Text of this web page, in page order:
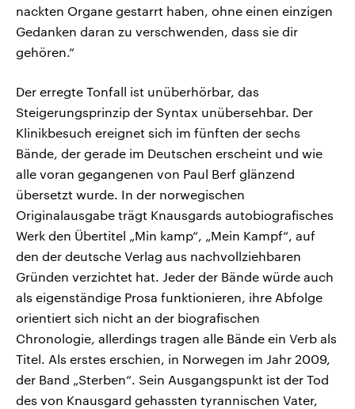
nackten Organe gestarrt haben, ohne einen einzigen
Gedanken daran zu verschwenden, dass sie dir
gehören.“
Der erregte Tonfall ist unüberhörbar, das
Steigerungsprinzip der Syntax unübersehbar. Der
Klinikbesuch ereignet sich im fünften der sechs
Bände, der gerade im Deutschen erscheint und wie
alle voran gegangenen von Paul Berf glänzend
übersetzt wurde. In der norwegischen
Originalausgabe trägt Knausgards autobiografisches
Werk den Übertitel „Min kamp“, „Mein Kampf“, auf
den der deutsche Verlag aus nachvollziehbaren
Gründen verzichtet hat. Jeder der Bände würde auch
als eigenständige Prosa funktionieren, ihre Abfolge
orientiert sich nicht an der biografischen
Chronologie, allerdings tragen alle Bände ein Verb als
Titel. Als erstes erschien, in Norwegen im Jahr 2009,
der Band „Sterben“. Sein Ausgangspunkt ist der Tod
des von Knausgard gehassten tyrannischen Vater,